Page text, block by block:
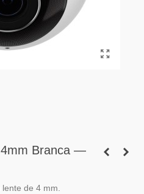
4mm Branca —
de 4 mm.